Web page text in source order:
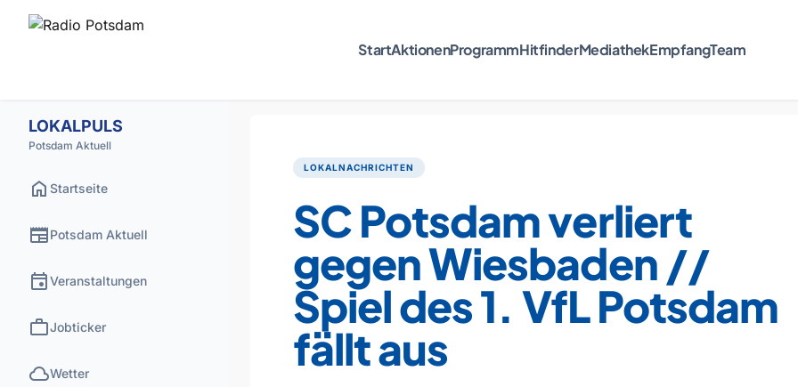
StartAktionenProgrammHitfinderMediathekEmpfangTeam
LOKALPULS
Potsdam Aktuell
home Startseite
newspaperPotsdam Aktuell
eventVeranstaltungen
workJobticker
cloudWetter
LOKALNACHRICHTEN
SC Potsdam verliert
gegen Wiesbaden //
Spiel des 1. VfL Potsdam
fällt aus